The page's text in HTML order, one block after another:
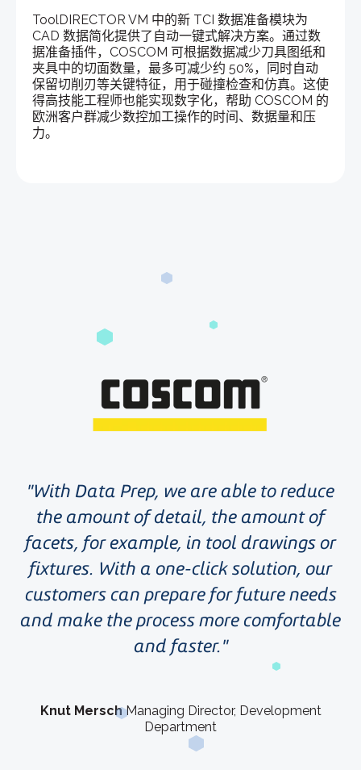
ToolDIRECTOR VM 中的新 TCI 数据准备模块为
CAD 数据简化提供了自动一键式解决方案。通过数
据准备插件，COSCOM 可根据数据减少刀具图纸和
夹具中的切面数量，最多可减少约 50%，同时自动
保留切削刃等关键特征，用于碰撞检查和仿真。这使
得高技能工程师也能实现数字化，帮助 COSCOM 的
欧洲客户群减少数控加工操作的时间、数据量和压
力。
With Data Prep, we are able to reduce
the amount of detail, the amount of
facets, for example, in tool drawings or
fixtures. With a one-click solution, our
customers can prepare for future needs
and make the process more comfortable
and faster.
Knut Mersch Managing Director, Development
Department